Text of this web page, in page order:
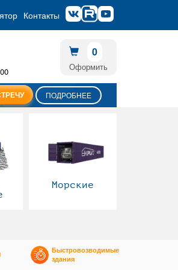
Контакты
0
Оформить
ПОДРОБНЕЕ
Морские
Быстровозводимые
здания